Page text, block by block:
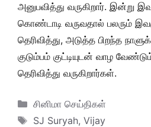
அனுபவித்து வருகிறார். இன்று
கொண்டாடி வருவதால் பலரும்
தெரிவித்து, அடுத்த பிறந்த
குடும்பம் குட்டியுடன் வாழ
தெரிவித்து வருகிறார்கள்.
Categories
சினிமா செய்திகள்
Tags
SJ Suryah, Vijay